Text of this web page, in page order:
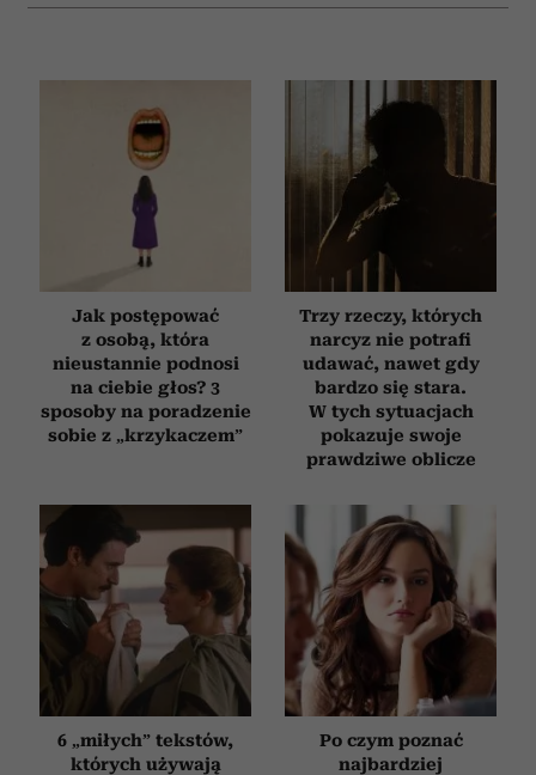
Jak postępować
z osobą, która
nieustannie podnosi
na ciebie głos? 3
sposoby na poradzenie
sobie z „krzykaczem”
Trzy rzeczy, których
narcyz nie potrafi
udawać, nawet gdy
bardzo się stara.
W tych sytuacjach
pokazuje swoje
prawdziwe oblicze
6 „miłych” tekstów,
których używają
Po czym poznać
najbardziej